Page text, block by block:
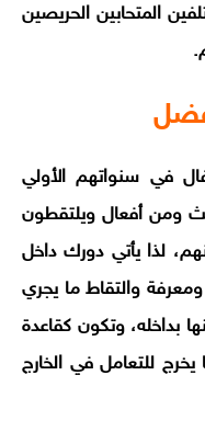
المتحابين الحريصين
في سنواتهم الأولي
ومن أفعال ويلتقطون
لذا يأتي دورك داخل
ومعرفة والتقاط ما يجري
بداخله، وتكون كقاعدة
يخرج للتعامل في الخارج